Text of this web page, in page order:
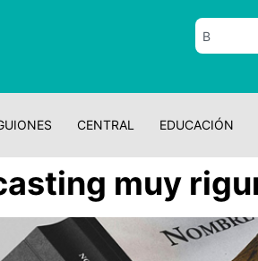
CENTRAL EDUCACIÓN
muy